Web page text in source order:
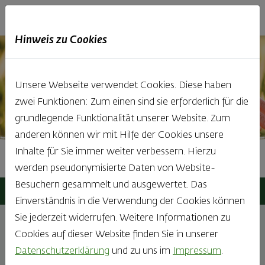
Presse & Sponsoring
Haubis Presse & Sponsoring
Presse und Sponsoring bei Haubis
Hinweis zu Cookies
Unsere Webseite verwendet Cookies. Diese haben
zwei Funktionen: Zum einen sind sie erforderlich für die
grundlegende Funktionalität unserer Website. Zum
anderen können wir mit Hilfe der Cookies unsere
Inhalte für Sie immer weiter verbessern. Hierzu
werden pseudonymisierte Daten von Website-
Besuchern gesammelt und ausgewertet. Das
Einverständnis in die Verwendung der Cookies können
Sie jederzeit widerrufen. Weitere Informationen zu
Cookies auf dieser Website finden Sie in unserer
Datenschutzerklärung und zu uns im Impressum.